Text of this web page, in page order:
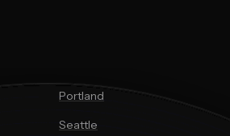
Portland
Seattle